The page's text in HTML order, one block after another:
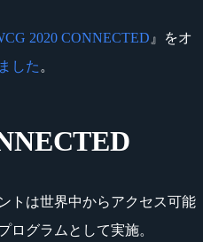
2020 CONNECTED 』をオ
した 。
トは世界中からアクセス可能
ログラムとして実施。